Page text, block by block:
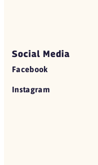
Social Media
Facebook
Instagram